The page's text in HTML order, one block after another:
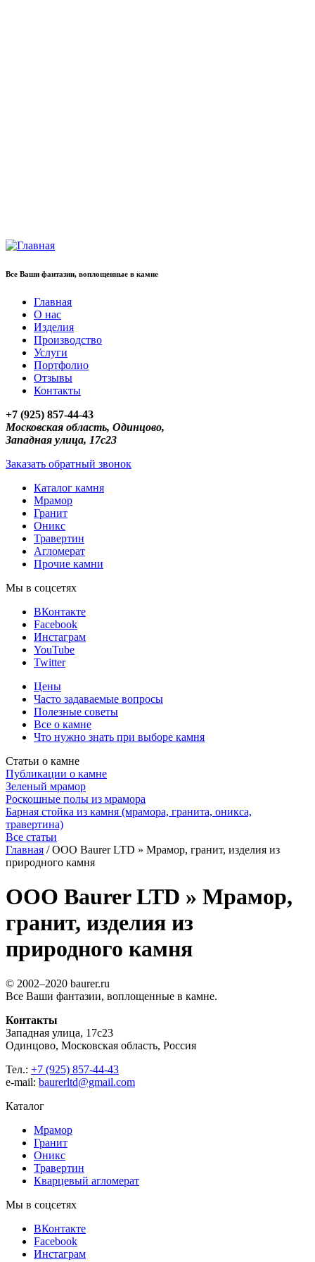
Все Ваши фантазии, воплощенные в камне
Главная
О нас
Изделия
Производство
Услуги
Портфолио
Отзывы
Контакты
+7 (925) 857-44-43
Московская область, Одинцово,
Западная улица, 17с23
Заказать обратный звонок
Каталог камня
Мрамор
Гранит
Оникс
Травертин
Агломерат
Прочие камни
Мы в соцсетях
ВКонтакте
Facebook
Инстаграм
YouTube
Twitter
Цены
Часто задаваемые вопросы
Полезные советы
Все о камне
Что нужно знать при выборе камня
Статьи о камне
Публикации о камне
Зеленый мрамор
Роскошные полы из мрамора
Барная стойка из камня (мрамора, гранита, оникса,
травертина)
Все статьи
Главная / OOO Baurer LTD » Мрамор, гранит, изделия из
природного камня
OOO Baurer LTD » Мрамор,
гранит, изделия из
природного камня
© 2002–2020 baurer.ru
Все Ваши фантазии, воплощенные в камне.
Контакты
Западная улица, 17с23
Одинцово, Московская область, Россия
Тел.: +7 (925) 857-44-43
e-mail: baurerltd@gmail.com
Каталог
Мрамор
Гранит
Оникс
Травертин
Кварцевый агломерат
Мы в соцсетях
ВКонтакте
Facebook
Инстаграм